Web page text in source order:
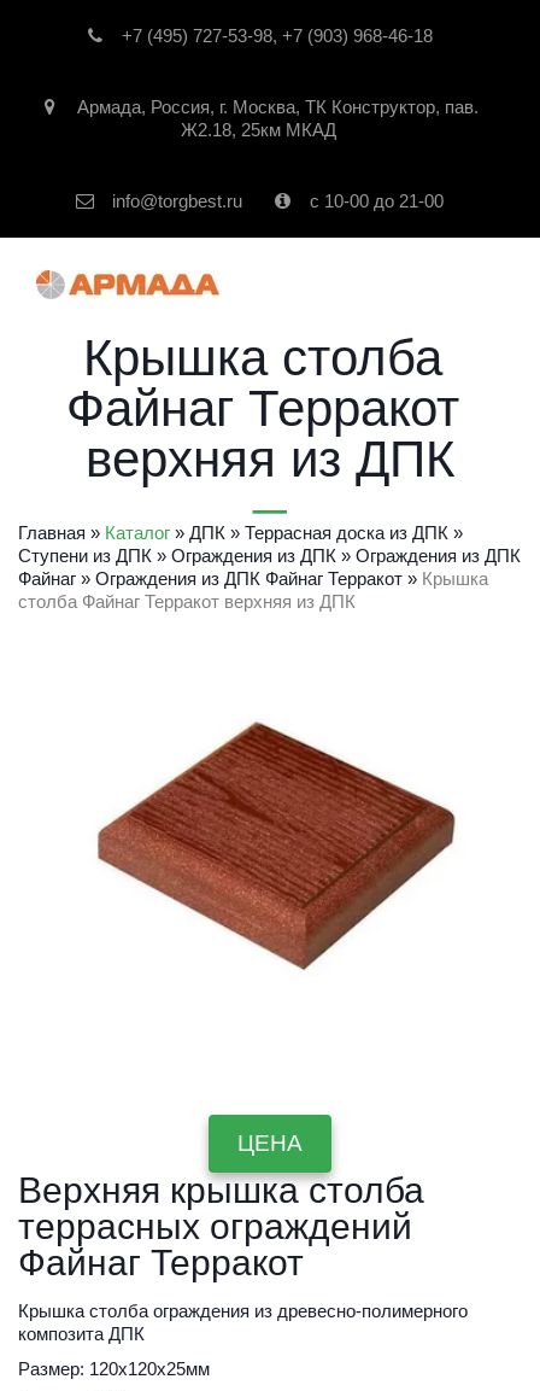
+7 (495) 727-53-98, +7 (903) 968-46-18
Армада, Россия, г. Москва, ТК Конструктор, пав.
Ж2.18, 25км МКАД
info@torgbest.ru с 10-00 до 21-00
Крышка столба
Файнаг Терракот
верхняя из ДПК
Главная » Каталог » ДПК » Террасная доска из ДПК
Ступени из ДПК » Ограждения из ДПК » Ограждения из ДПК
Файнаг » Ограждения из ДПК Файнаг Терракот » Крышка
столба Файнаг Терракот верхняя из ДПК
ЦЕНА
Верхняя крышка столба
террасных ограждений
Файнаг Терракот
Крышка столба ограждения из древесно-полимерного
композита ДПК
Размер: 120х120х25мм